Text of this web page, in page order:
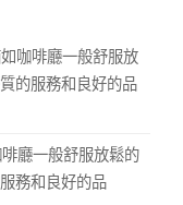
如咖啡廳一般舒服放
的服務和良好的品
啡廳一般舒服放鬆的
務和良好的品